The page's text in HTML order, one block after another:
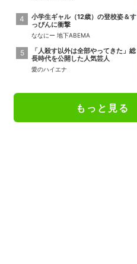
小学生ギャル（12歳）の登校姿＆す
っぴんに衝撃
ななにー 地下ABEMA
「人殺す以外は全部やってきた」総
長時代を公開した人気芸人
愛のハイエナ
もっと見る